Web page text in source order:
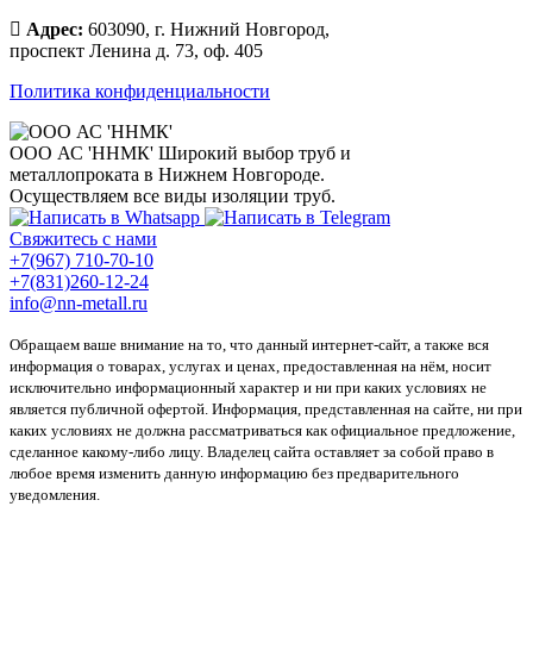
Адрес: 603090, г. Нижний Новгород,
проспект Ленина д. 73, оф. 405
Политика конфиденциальности
ООО АС 'ННМК' Широкий выбор труб и
металлопроката в Нижнем Новгороде.
Осуществляем все виды изоляции труб.
Свяжитесь с нами
+7(967) 710-70-10
+7(831)260-12-24
info@nn-metall.ru
Обращаем ваше внимание на то, что данный интернет-сайт, а также вся
информация о товарах, услугах и ценах, предоставленная на нём, носит
исключительно информационный характер и ни при каких условиях не
является публичной офертой. Информация, представленная на сайте, ни при
каких условиях не должна рассматриваться как официальное предложение,
сделанное какому-либо лицу. Владелец сайта оставляет за собой право в
любое время изменить данную информацию без предварительного
уведомления.